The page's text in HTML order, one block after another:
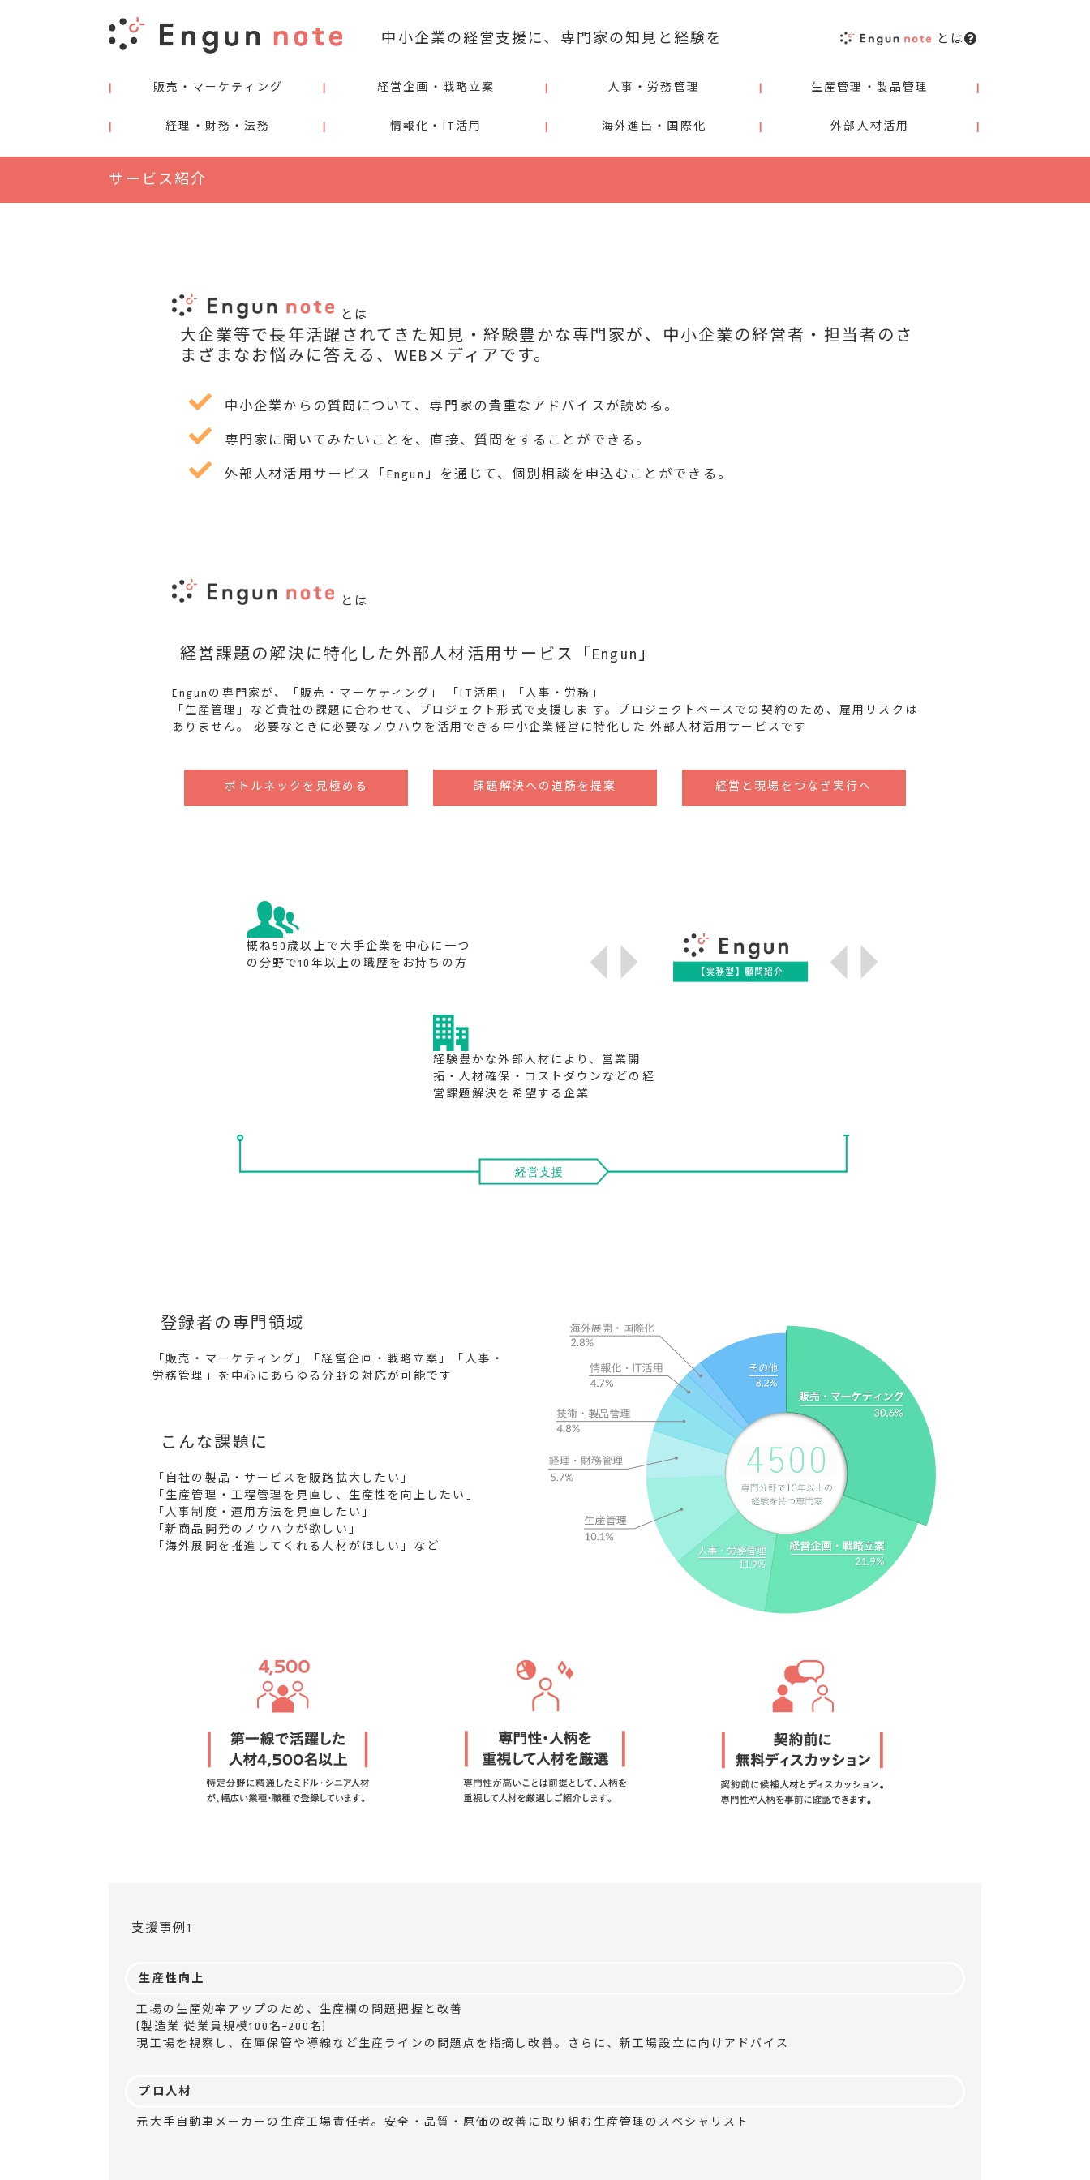
中小企業の経営支援に、専門家の知見と経験を とは
販売・マーケティング 経営企画・戦略立案 人事・労務管理 生産管理・製品管理
経理・財務・法務 情報化・IT活用 海外進出・国際化 外部人材活用
サービス紹介
とは
大企業等で長年活躍されてきた知見・経験豊かな専門家が、中小企業の経営者・担当者のさ
まざまなお悩みに答える、WEBメディアです。
中小企業からの質問について、専門家の貴重なアドバイスが読める。
専門家に聞いてみたいことを、直接、質問をすることができる。
外部人材活用サービス「Engun」を通じて、個別相談を申込むことができる。
とは
経営課題の解決に特化した外部人材活用サービス「Engun」
Engunの専門家が、「販売・マーケティング」 「IT活用」「人事・労務」
「生産管理」など貴社の課題に合わせて、プロジェクト形式で支援しま す。プロジェクトベースでの契約のため、雇用リスクは
ありません。 必要なときに必要なノウハウを活用できる中小企業経営に特化した 外部人材活用サービスです
ボトルネックを見極める 課題解決への道筋を提案 経営と現場をつなぎ実行へ
概ね50歳以上で大手企業を中心に一つ
の分野で10年以上の職歴をお持ちの方
経験豊かな外部人材により、営業開
拓・人材確保・コストダウンなどの経
営課題解決を希望する企業
登録者の専門領域
「販売・マーケティング」「経営企画・戦略立案」「人事・
労務管理」を中心にあらゆる分野の対応が可能です
こんな課題に
「自社の製品・サービスを販路拡大したい」
「生産管理・工程管理を見直し、生産性を向上したい」
「人事制度・運用方法を見直したい」
「新商品開発のノウハウが欲しい」
「海外展開を推進してくれる人材がほしい」など
支援事例1
生産性向上
工場の生産効率アップのため、生産欄の問題把握と改善
(製造業 従業員規模100名~200名)
現工場を視察し、在庫保管や導線など生産ラインの問題点を指摘し改善。さらに、新工場設立に向けアドバイス
プロ人材
元大手自動車メーカーの生産工場責任者。安全・品質・原価の改善に取り組む生産管理のスペシャリスト